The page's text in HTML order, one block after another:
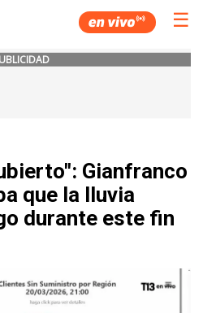
☰
Gianfranco
que la lluvia
durante este fin